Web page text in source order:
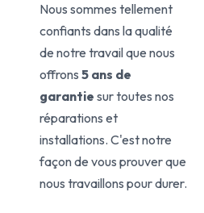
Nous sommes tellement
confiants dans la qualité
de notre travail que nous
offrons 5 ans de
garantie sur toutes nos
réparations et
installations. C'est notre
façon de vous prouver que
nous travaillons pour durer.